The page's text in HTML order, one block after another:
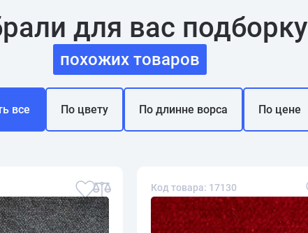
для вас подборку
похожих товаров
все По цвету По длинне ворса По цене
Код товара: 17130